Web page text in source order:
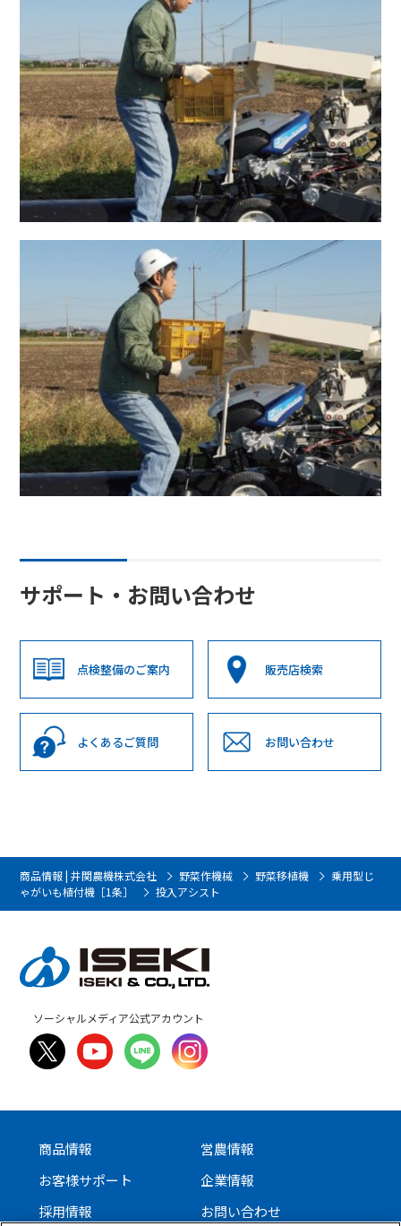
サポート・お問い合わせ
点検整備のご案内 販売店検索
よくあるご質問 お問い合わせ
商品情報 | 井関農機株式会社 野菜作機械 野菜移植機
乗用型じ
ゃがいも植付機［1条］
投入アシスト
ソーシャルメディア公式アカウント
商品情報
営農情報
お客様サポート
企業情報
採用情報
お問い合わせ